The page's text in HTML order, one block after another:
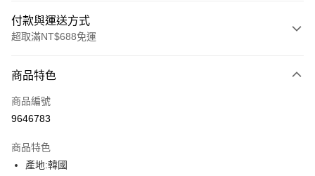
付款與運送方式
超取滿NT$688免運
信用卡一次付款
超商取貨付款
Apple Pay
商品特色
商品編號
9646783
商品特色
產地:韓國